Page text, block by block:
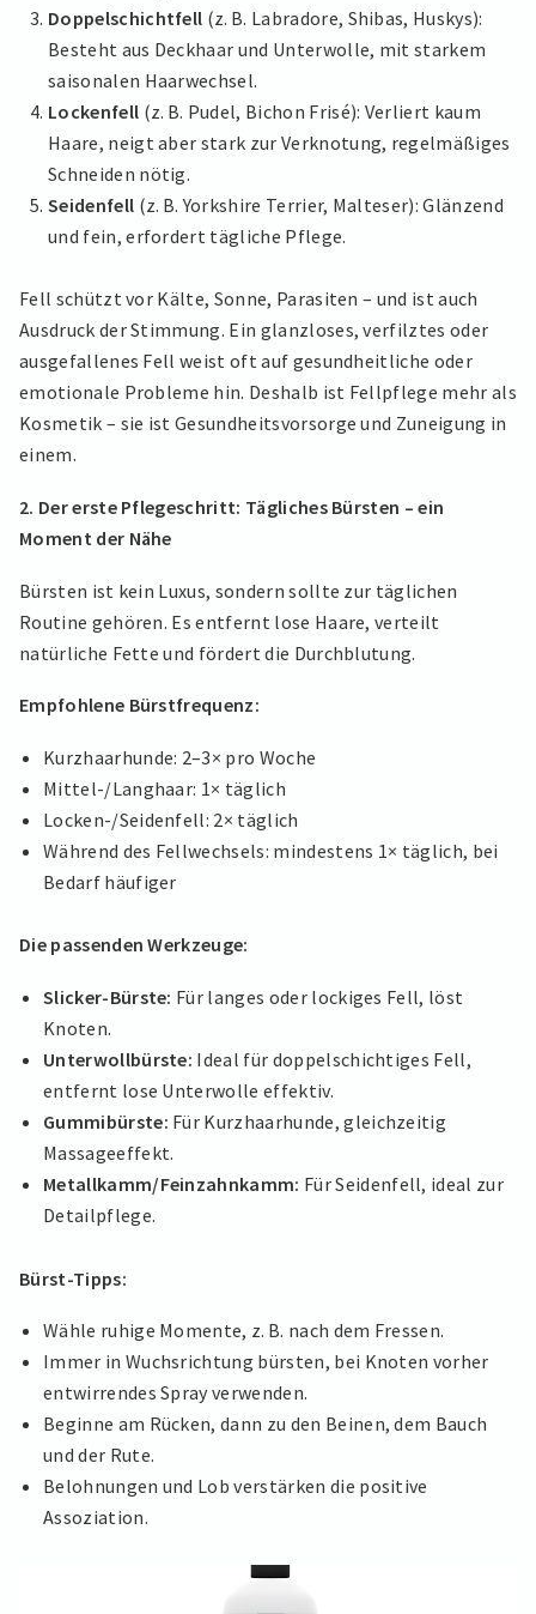
Doppelschichtfell (z. B. Labradore, Shibas, Huskys):
Besteht aus Deckhaar und Unterwolle, mit starkem
saisonalen Haarwechsel.
Lockenfell (z. B. Pudel, Bichon Frisé): Verliert kaum
Haare, neigt aber stark zur Verknotung, regelmäßiges
Schneiden nötig.
Seidenfell (z. B. Yorkshire Terrier, Malteser): Glänzend
und fein, erfordert tägliche Pflege.
Fell schützt vor Kälte, Sonne, Parasiten – und ist auch
Ausdruck der Stimmung. Ein glanzloses, verfilztes oder
ausgefallenes Fell weist oft auf gesundheitliche oder
emotionale Probleme hin. Deshalb ist Fellpflege mehr als
Kosmetik – sie ist Gesundheitsvorsorge und Zuneigung in
einem.
2. Der erste Pflegeschritt: Tägliches Bürsten – ein
Moment der Nähe
Bürsten ist kein Luxus, sondern sollte zur täglichen
Routine gehören. Es entfernt lose Haare, verteilt
natürliche Fette und fördert die Durchblutung.
Empfohlene Bürstfrequenz:
Kurzhaarhunde: 2–3× pro Woche
Mittel-/Langhaar: 1× täglich
Locken-/Seidenfell: 2× täglich
Während des Fellwechsels: mindestens 1× täglich, bei
Bedarf häufiger
Die passenden Werkzeuge:
Slicker-Bürste: Für langes oder lockiges Fell, löst
Knoten.
Unterwollbürste: Ideal für doppelschichtiges Fell,
entfernt lose Unterwolle effektiv.
Gummibürste: Für Kurzhaarhunde, gleichzeitig
Massageeffekt.
Metallkamm/Feinzahnkamm: Für Seidenfell, ideal zur
Detailpflege.
Bürst-Tipps:
Wähle ruhige Momente, z. B. nach dem Fressen.
Immer in Wuchsrichtung bürsten, bei Knoten vorher
entwirrendes Spray verwenden.
Beginne am Rücken, dann zu den Beinen, dem Bauch
und der Rute.
Belohnungen und Lob verstärken die positive
Assoziation.